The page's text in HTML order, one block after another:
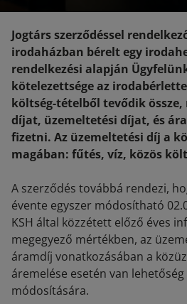
Jogtárs szerződéssel
irodaházban bérelt egy
rendelkezési alapján
kötelezettsége az
költség-tételből tevődik
díjat, üzemeltetési díjat, és
fizetni. Az üzemeltetési díj a
magában: fűtés, víz, közös
A szerződés továbbá rendezi,
évente egyszer módosítható
KSH által közzétett előző éves
megegyező mértékben, az
áramdíj vonatkozásában a
áremelése esetén van
módosítására.